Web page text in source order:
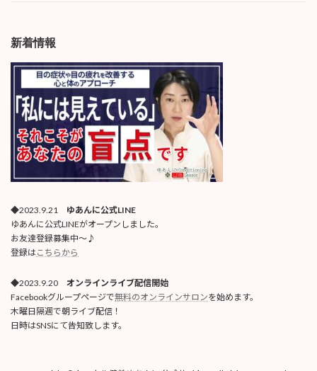
新着情報
◆2023.9.21 ゆあんに公式LINE
ゆあんに公式LINEがオープンしました。
お友達登録募集中〜♪
登録はこちらから
◆2023.9.20 オンラインライブ配信開始
Facebookグループページで無料のオンラインサロンを始めます。
木曜日隔週で朝ライブ配信！
日時はSNSにて告知致します。